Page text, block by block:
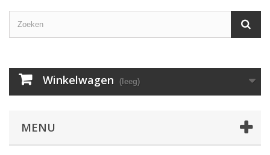
Winkelwagen (leeg)
MENU